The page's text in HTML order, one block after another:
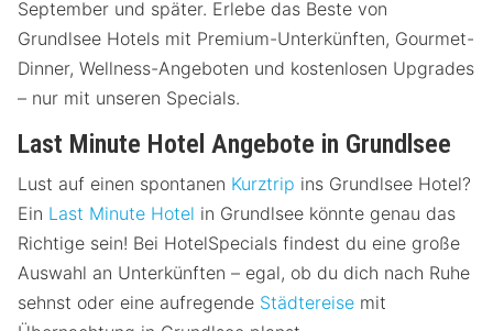
September und später. Erlebe das Beste von
Grundlsee Hotels mit Premium-Unterkünften, Gourmet-
Dinner, Wellness-Angeboten und kostenlosen Upgrades
– nur mit unseren Specials.
Last Minute Hotel Angebote in Grundlsee
Lust auf einen spontanen Kurztrip ins Grundlsee Hotel?
Ein Last Minute Hotel in Grundlsee könnte genau das
Richtige sein! Bei HotelSpecials findest du eine große
Auswahl an Unterkünften – egal, ob du dich nach Ruhe
sehnst oder eine aufregende Städtereise mit